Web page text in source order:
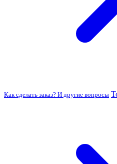
Как сделать заказ? И другие вопросы